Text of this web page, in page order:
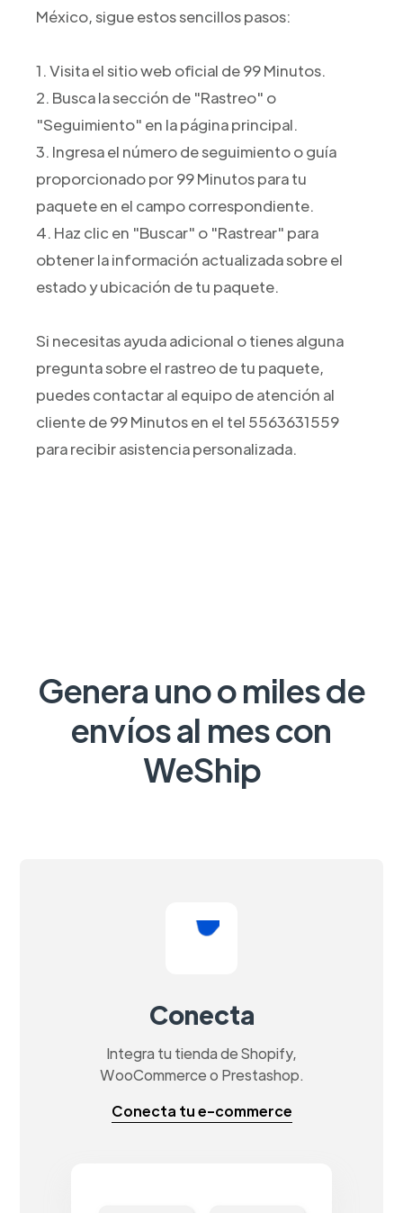
México, sigue estos sencillos pasos:
1. Visita el sitio web oficial de 99 Minutos.
2. Busca la sección de "Rastreo" o
"Seguimiento" en la página principal.
3. Ingresa el número de seguimiento o guía
proporcionado por 99 Minutos para tu
paquete en el campo correspondiente.
4. Haz clic en "Buscar" o "Rastrear" para
obtener la información actualizada sobre el
estado y ubicación de tu paquete.
Si necesitas ayuda adicional o tienes alguna
pregunta sobre el rastreo de tu paquete,
puedes contactar al equipo de atención al
cliente de 99 Minutos en el tel 5563631559
para recibir asistencia personalizada.
Genera uno o miles de
envíos al mes con
WeShip
Conecta
Integra tu tienda de Shopify,
WooCommerce o Prestashop.
Conecta tu e-commerce